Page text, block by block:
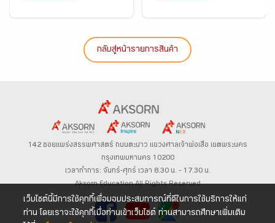
กลับสู่หน้ารายการสินค้า
142 ซอยแพร่งสรรพศาสตร์ ถนนตะนาว แขวงศาลเจ้าพ่อเสือ เขตพระนคร
กรุงเทพมหานคร 10200
เวลาทำการ: จันทร์-ศุกร์ เวลา 8.30 น. – 17.30 น.
Aksorn Education All Rights Reserved
เว็บไซต์นี้มีการใช้คุกกี้เพื่อมอบประสบการณ์ที่ดีในการใช้บริการให้แก่
ท่าน โดยเราจะใช้คุกกี้เมื่อท่านเข้าเว็บไซต์ ท่านสามารถศึกษาเพิ่มเติม